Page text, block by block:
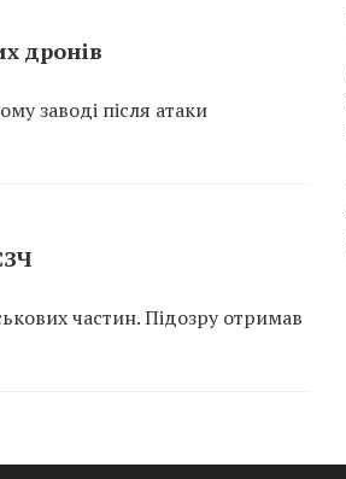
дронів
заводі після атаки
частин. Підозру отримав